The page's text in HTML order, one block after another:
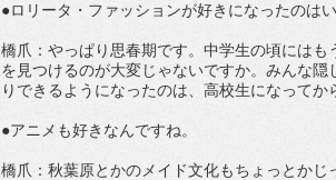
●ロリータ・ファッションが好きになったのは
橋爪：やっぱり思春期です。中学生の頃には
を見つけるのが大変じゃないですか。みんな
りできるようになったのは、高校生になってか
●アニメも好きなんですね。
橋爪：秋葉原とかのメイド文化もちょっとか